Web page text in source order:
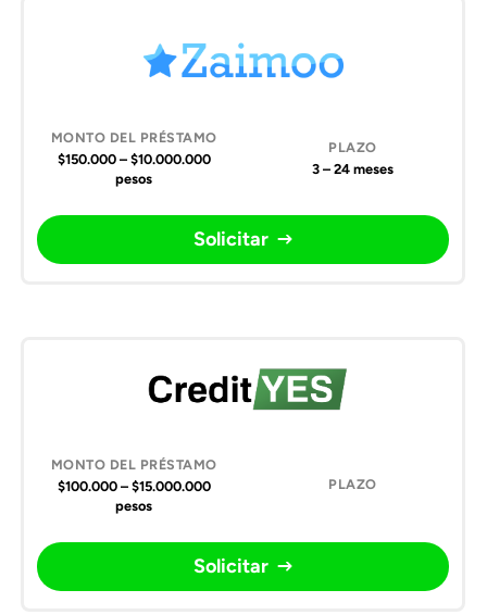
$150.000 – $10.000.000
pesos
3 – 24 meses
Solicitar
$100.000 – $15.000.000
pesos
Solicitar